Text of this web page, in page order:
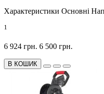
Характеристики Основні
1
6 924 грн. 6 500 грн.
В КОШИК